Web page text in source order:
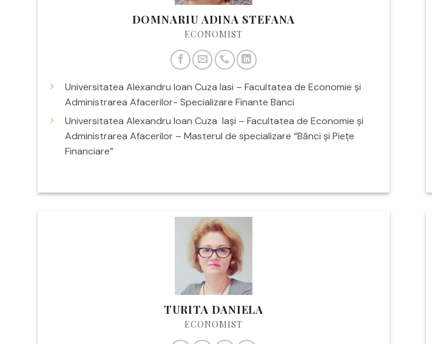
DOMNARIU ADINA STEFANA
ECONOMIST
Universitatea Alexandru Ioan Cuza Iasi – Facultatea de Economie și
Administrarea Afacerilor- Specializare Finante Banci
Universitatea Alexandru Ioan Cuza Iași – Facultatea de Economie și
Administrarea Afacerilor – Masterul de specializare “Bănci și Piețe
Financiare”
TURITA DANIELA
ECONOMIST